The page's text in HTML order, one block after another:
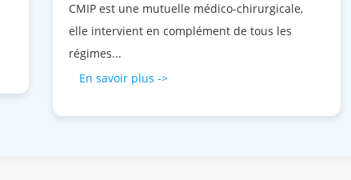
CMIP est une mutuelle médico-chirurgicale,
elle intervient en complément de tous les
régimes...
En savoir plus ->